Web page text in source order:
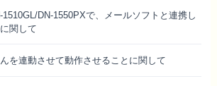
1510GL/DN-1550PXで、メールソフトと連携し
関して
を連動させて動作させることに関して